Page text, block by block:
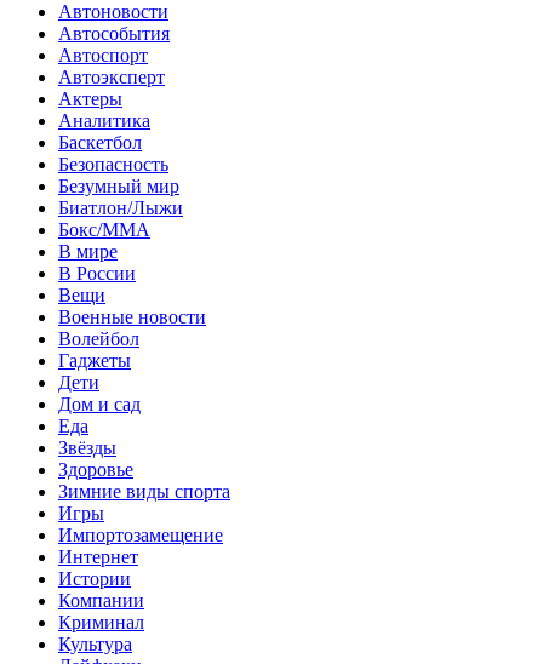
Автоновости
Автособытия
Автоспорт
Автоэксперт
Актеры
Аналитика
Баскетбол
Безопасность
Безумный мир
Биатлон/Лыжи
Бокс/MMA
В мире
В России
Вещи
Военные новости
Волейбол
Гаджеты
Дети
Дом и сад
Еда
Звёзды
Здоровье
Зимние виды спорта
Игры
Импортозамещение
Интернет
Истории
Компании
Криминал
Культура